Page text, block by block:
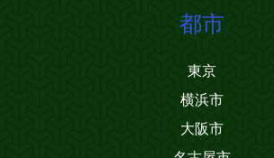
都市
東京
横浜市
大阪市